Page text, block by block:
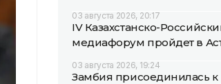
03 августа 2026, 20:17
IV Казахстанско-
медиафорум пройдет в
03 августа 2026, 19:24
Замбия присоединилась к